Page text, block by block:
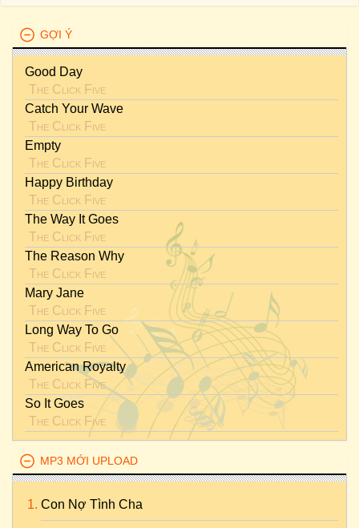
GỢI Ý
Good Day
The Click Five
Catch Your Wave
The Click Five
Empty
The Click Five
Happy Birthday
The Click Five
The Way It Goes
The Click Five
The Reason Why
The Click Five
Mary Jane
The Click Five
Long Way To Go
The Click Five
American Royalty
The Click Five
So It Goes
The Click Five
MP3 MỚI UPLOAD
Con Nợ Tình Cha